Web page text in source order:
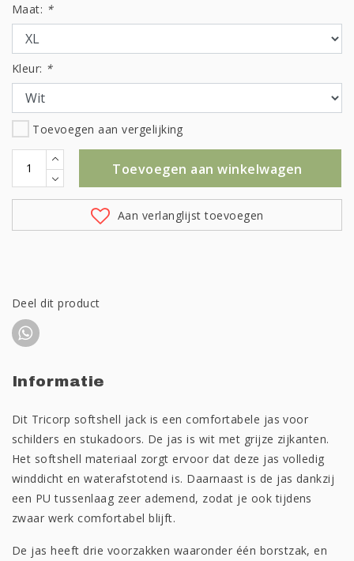
Maat: *
Kleur: *
Toevoegen aan vergelijking
Toevoegen aan winkelwagen
Aan verlanglijst toevoegen
Deel dit product
Informatie
Dit Tricorp softshell jack is een comfortabele jas voor
schilders en stukadoors. De jas is wit met grijze zijkanten.
Het softshell materiaal zorgt ervoor dat deze jas volledig
winddicht en waterafstotend is. Daarnaast is de jas dankzij
een PU tussenlaag zeer ademend, zodat je ook tijdens
zwaar werk comfortabel blijft.
De jas heeft drie voorzakken waaronder één borstzak, en